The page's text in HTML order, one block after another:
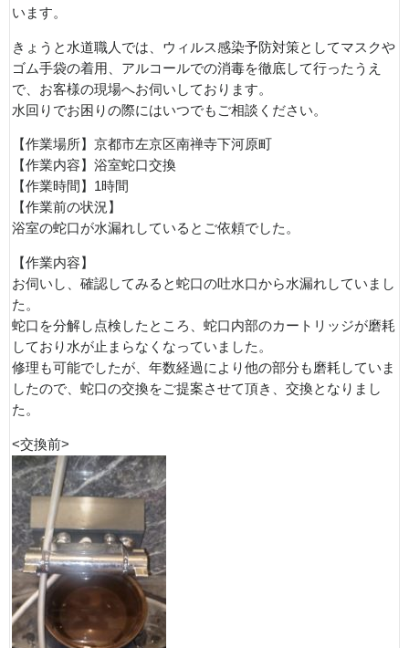
います。
きょうと水道職人では、ウィルス感染予防対策としてマスクや
ゴム手袋の着用、アルコールでの消毒を徹底して行ったうえ
で、お客様の現場へお伺いしております。
水回りでお困りの際にはいつでもご相談ください。
【作業場所】京都市左京区南禅寺下河原町
【作業内容】浴室蛇口交換
【作業時間】1時間
【作業前の状況】
浴室の蛇口が水漏れしているとご依頼でした。
【作業内容】
お伺いし、確認してみると蛇口の吐水口から水漏れしていまし
た。
蛇口を分解し点検したところ、蛇口内部のカートリッジが磨耗
しており水が止まらなくなっていました。
修理も可能でしたが、年数経過により他の部分も磨耗していま
したので、蛇口の交換をご提案させて頂き、交換となりまし
た。
<交換前>